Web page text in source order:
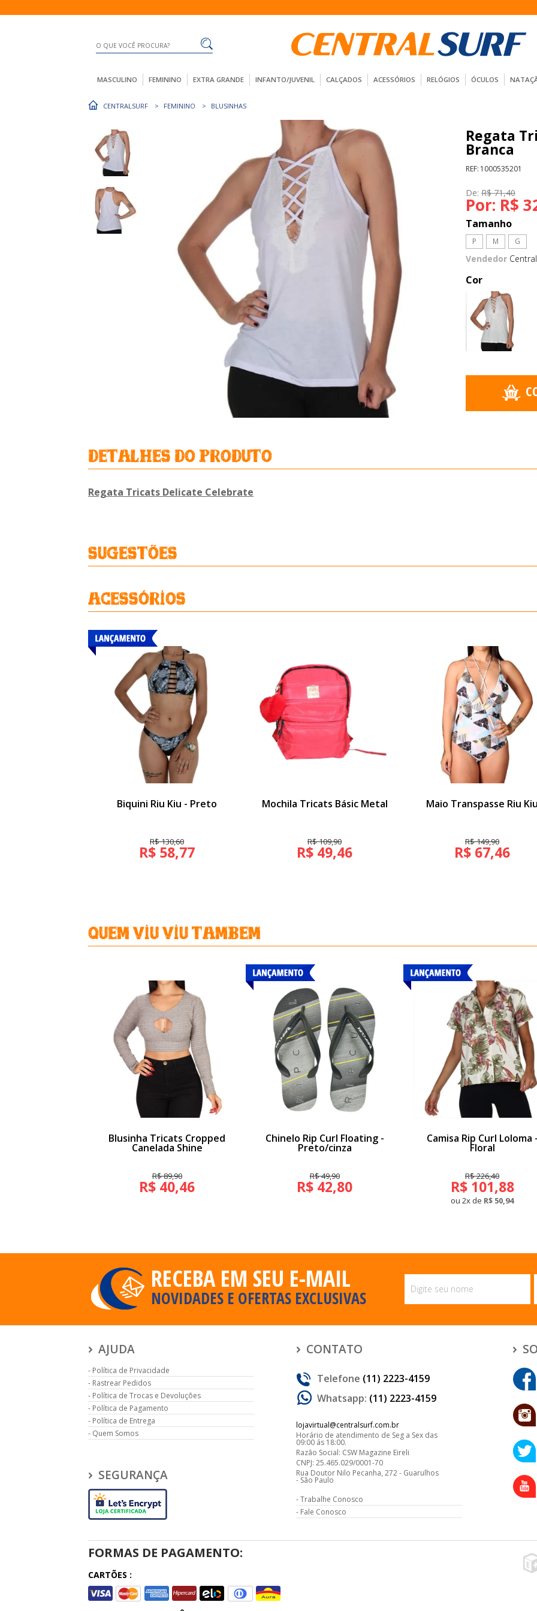
MASCULINO FEMININO EXTRA GRANDE INFANTO/JUVENIL CALÇADOS ACESSÓRIOS RELÓGIOS ÓCULOS
CENTRALSURF FEMININO BLUSINHAS
Regata
Branca
REF: 1000535201
De: R$ 71,40
Por: R$
Tamanho
P M G
Vendedor
Cor
detalhes do produto
Regata Tricats Delicate Celebrate
Sugestões
Acessórios
Biquini Riu Kiu - Preto
R$ 130,60
R$ 58,77
Mochila Tricats Básic Metal
R$ 109,90
R$ 49,46
Maio Transpasse Riu Kiu
R$ 149,90
R$ 67,46
Quem viu Viu Tambem
Blusinha Tricats Cropped
Canelada Shine
R$ 89,90
R$ 40,46
Chinelo Rip Curl Floating -
Preto/cinza
R$ 49,90
R$ 42,80
Camisa Rip Curl Loloma -
Floral
R$ 226,40
R$ 101,88
ou 2x de R$ 50,94
RECEBA EM SEU E-MAIL
NOVIDADES E OFERTAS EXCLUSIVAS
AJUDA
Política de Privacidade
Rastrear Pedidos
Política de Trocas e Devoluções
Política de Pagamento
Política de Entrega
Quem Somos
SEGURANÇA
CONTATO
Telefone (11) 2223-4159
Whatsapp: (11) 2223-4159
lojavirtual@centralsurf.com.br
Horário de atendimento de Seg a Sex das
09:00 ás 18:00.
Razão Social: CSW Magazine Eireli
CNPJ: 25.465.029/0001-70
Rua Doutor Nilo Pecanha, 272 - Guarulhos
- São Paulo
Trabalhe Conosco
Fale Conosco
FORMAS DE PAGAMENTO:
CARTÕES :